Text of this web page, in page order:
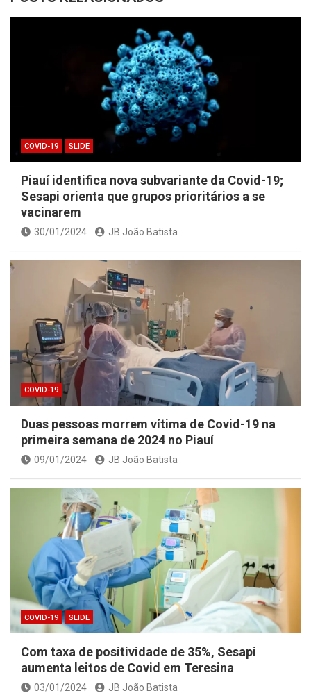
COVID-19 SLIDE
Piauí identifica nova subvariante da Covid-19;
Sesapi orienta que grupos prioritários a se
vacinarem
30/01/2024 JB João Batista
COVID-19
Duas pessoas morrem vítima de Covid-19 na
primeira semana de 2024 no Piauí
09/01/2024 JB João Batista
COVID-19 SLIDE
Com taxa de positividade de 35%, Sesapi
aumenta leitos de Covid em Teresina
03/01/2024 JB João Batista